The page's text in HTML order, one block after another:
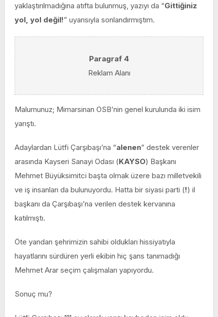
yaklaştırılmadığına atıfta bulunmuş, yazıyı da “Gittiğiniz
yol, yol değil!” uyarısıyla sonlandırmıştım.
Paragraf 4
Reklam Alanı
Malumunuz; Mimarsinan OSB’nin genel kurulunda iki isim
yarıştı.
Adaylardan Lütfi Çarşıbaşı’na “alenen” destek verenler
arasında Kayseri Sanayi Odası (KAYSO) Başkanı
Mehmet Büyüksimitci başta olmak üzere bazı milletvekili
ve iş insanları da bulunuyordu. Hatta bir siyasi parti (!) il
başkanı da Çarşıbaşı’na verilen destek kervanına
katılmıştı.
Öte yandan şehrimizin sahibi oldukları hissiyatıyla
hayatlarını sürdüren yerli ekibin hiç şans tanımadığı
Mehmet Arar seçim çalışmaları yapıyordu.
Sonuç mu?